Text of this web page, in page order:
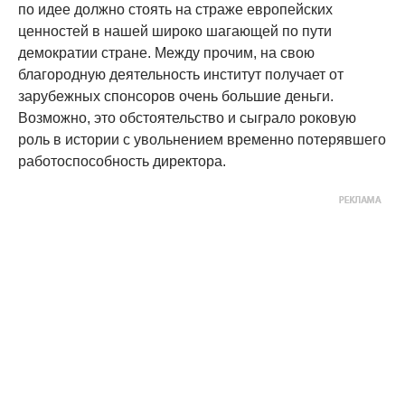
по идее должно стоять на страже европейских
ценностей в нашей широко шагающей по пути
демократии стране. Между прочим, на свою
благородную деятельность институт получает от
зарубежных спонсоров очень большие деньги.
Возможно, это обстоятельство и сыграло роковую
роль в истории с увольнением временно потерявшего
работоспособность директора.